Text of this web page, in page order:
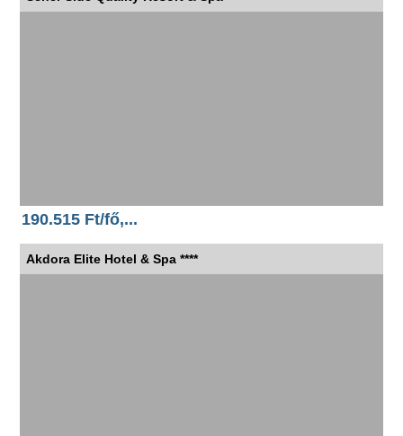
190.515 Ft/fő,...
Akdora Elite Hotel & Spa ****